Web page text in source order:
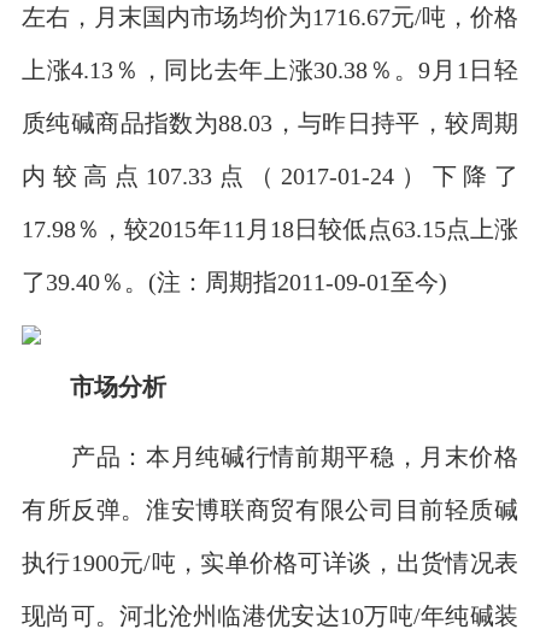
左右，月末国内市场均价为1716.67元/吨，价格
上涨4.13％，同比去年上涨30.38％。9月1日轻
质纯碱商品指数为88.03，与昨日持平，较周期
内较高点107.33点（2017-01-24）下降了
17.98％，较2015年11月18日较低点63.15点上涨
了39.40％。(注：周期指2011-09-01至今)
市场分析
产品：本月纯碱行情前期平稳，月末价格
有所反弹。淮安博联商贸有限公司目前轻质碱
执行1900元/吨，实单价格可详谈，出货情况表
现尚可。河北沧州临港优安达10万吨/年纯碱装